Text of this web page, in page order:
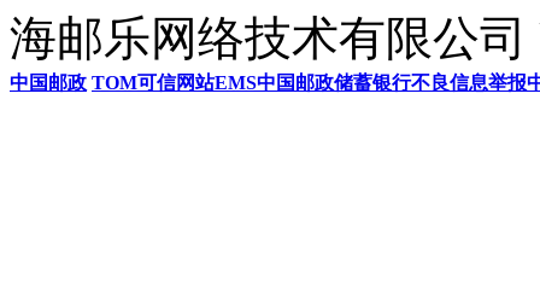
海邮乐网络技术有限公司
中国邮政 TOM可信网站EMS中国邮政储蓄银行不良信息举报